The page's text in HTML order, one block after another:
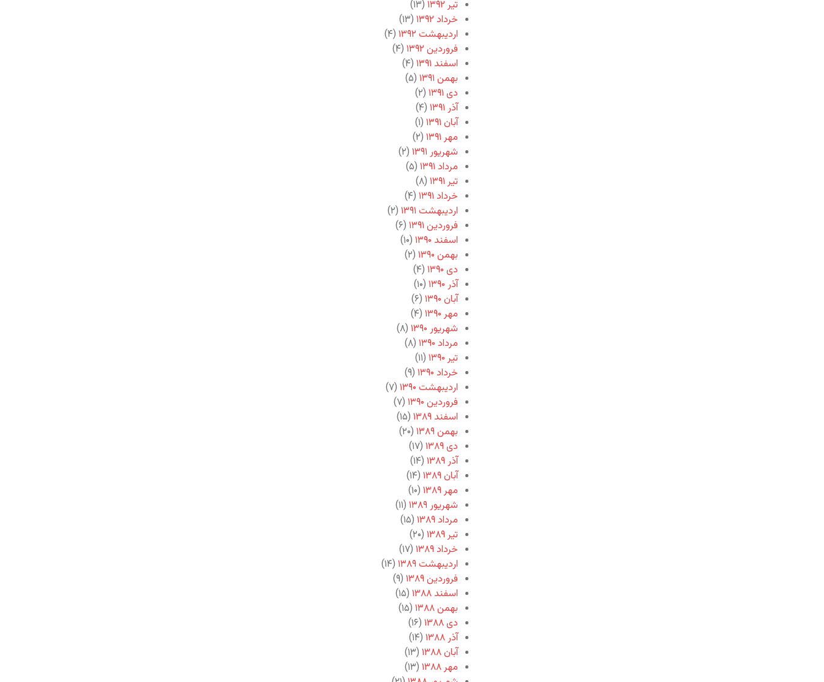
تیر ۱۳۹۲
(۱۳)
خرداد ۱۳۹۲
(۱۳)
اردیبهشت ۱۳۹۲
(۴)
فروردین ۱۳۹۲
(۴)
اسفند ۱۳۹۱
(۴)
بهمن ۱۳۹۱
(۵)
دی ۱۳۹۱
(۲)
آذر ۱۳۹۱
(۴)
آبان ۱۳۹۱
(۱)
مهر ۱۳۹۱
(۲)
شهریور ۱۳۹۱
(۲)
مرداد ۱۳۹۱
(۵)
تیر ۱۳۹۱
(۸)
خرداد ۱۳۹۱
(۴)
اردیبهشت ۱۳۹۱
(۲)
فروردین ۱۳۹۱
(۶)
اسفند ۱۳۹۰
(۱۰)
بهمن ۱۳۹۰
(۲)
دی ۱۳۹۰
(۴)
آذر ۱۳۹۰
(۱۰)
آبان ۱۳۹۰
(۶)
مهر ۱۳۹۰
(۴)
شهریور ۱۳۹۰
(۸)
مرداد ۱۳۹۰
(۸)
تیر ۱۳۹۰
(۱۱)
خرداد ۱۳۹۰
(۹)
اردیبهشت ۱۳۹۰
(۷)
فروردین ۱۳۹۰
(۷)
اسفند ۱۳۸۹
(۱۵)
بهمن ۱۳۸۹
(۲۰)
دی ۱۳۸۹
(۱۷)
آذر ۱۳۸۹
(۱۴)
آبان ۱۳۸۹
(۱۴)
مهر ۱۳۸۹
(۱۰)
شهریور ۱۳۸۹
(۱۱)
مرداد ۱۳۸۹
(۱۵)
تیر ۱۳۸۹
(۲۰)
خرداد ۱۳۸۹
(۱۷)
اردیبهشت ۱۳۸۹
(۱۴)
فروردین ۱۳۸۹
(۹)
اسفند ۱۳۸۸
(۱۵)
بهمن ۱۳۸۸
(۱۵)
دی ۱۳۸۸
(۱۶)
آذر ۱۳۸۸
(۱۴)
آبان ۱۳۸۸
(۱۳)
مهر ۱۳۸۸
(۱۳)